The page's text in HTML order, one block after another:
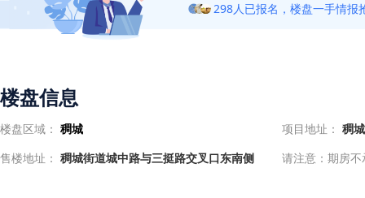
298人已报名，楼盘一手情报
楼盘信息
楼盘区域： 稠城 项目地址： 稠
售楼地址： 稠城街道城中路与三挺路交叉口东南侧 请注意：期房